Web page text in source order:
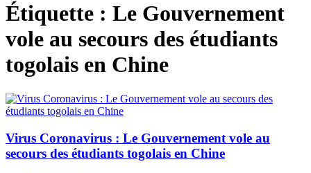
Étiquette : Le Gouvernement
vole au secours des étudiants
togolais en Chine
Virus Coronavirus : Le Gouvernement vole au
secours des étudiants togolais en Chine